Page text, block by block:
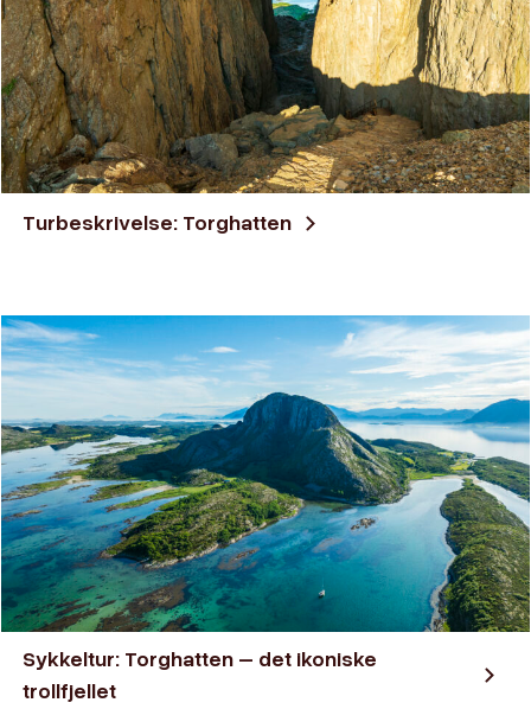
Turbeskrivelse: Torghatten
Sykkeltur: Torghatten – det ikoniske
trollfjellet